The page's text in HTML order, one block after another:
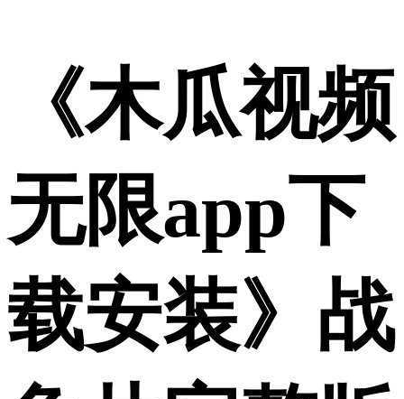
《木瓜视频
无限app下
载安装》战